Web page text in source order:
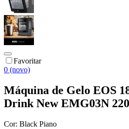
Favoritar
0 (novo)
Máquina de Gelo EOS
Drink New EMG03N
Cor: Black Piano